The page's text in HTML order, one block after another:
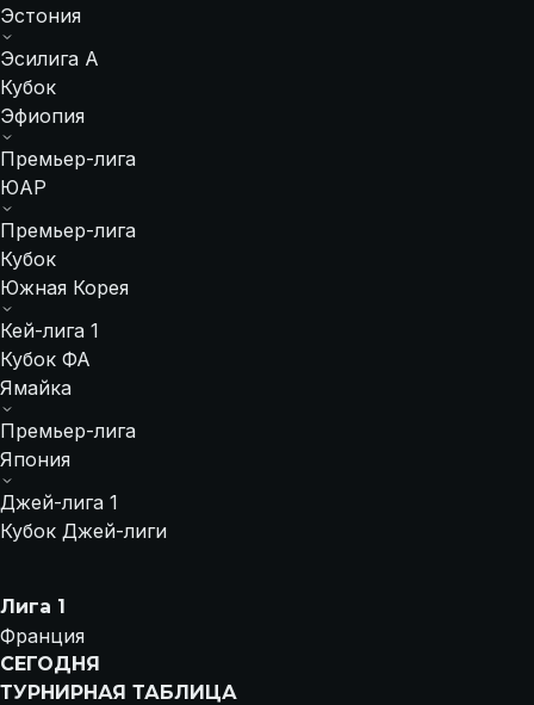
Эстония
Эсилига А
Кубок
Эфиопия
Премьер-лига
ЮАР
Премьер-лига
Кубок
Южная Корея
Кей-лига 1
Кубок ФА
Ямайка
Премьер-лига
Япония
Джей-лига 1
Кубок Джей-лиги
Лига 1
Франция
СЕГОДНЯ
ТУРНИРНАЯ ТАБЛИЦА